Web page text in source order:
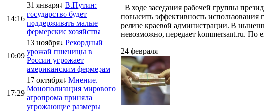
14:16
31 января↓ В.Путин:
государство будет
поддерживать малые
фермерские хозяйства
10:09
13 ноября↓ Рекордный
урожай пшеницы в
России угрожает
американским фермерам
17:29
17 октября↓ Мнение.
Монополизация мирового
агропрома приняла
угрожающие размеры
В ходе заседания рабочей группы
повысить эффективность использования
релизе краевой администрации. В
невозможно, передает kommersant.ru. По
24 февраля